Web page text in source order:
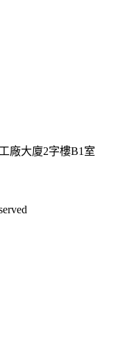
廠大廈2字樓B1室